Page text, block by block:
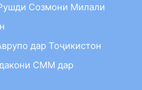
Созмони Милали
дар Тоҷикистон
СММ дар